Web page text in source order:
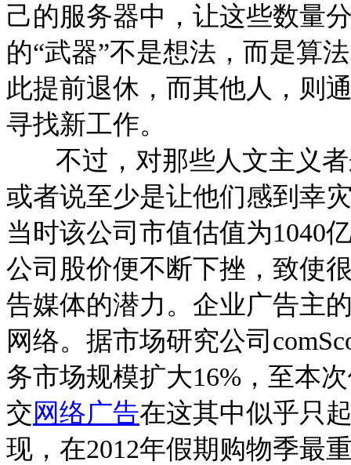
己的服务器中，让这些数量
的“武器”不是想法，而是算
此提前退休，而其他人，则
寻找新工作。
不过，对那些人文主义者
或者说至少是让他们感到幸
当时该公司市值估值为1040
公司股价便不断下挫，致使
告媒体的潜力。企业广告主
网络。据市场研究公司
务市场规模扩大16%，至本
交网络广告在这其中似乎只
现，在2012年假期购物季最